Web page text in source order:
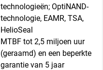
technologieën; OptiNAND-
technologie, EAMR, TSA,
HelioSeal
MTBF tot 2,5 miljoen uur
(geraamd) en een beperkte
garantie van 5 jaar